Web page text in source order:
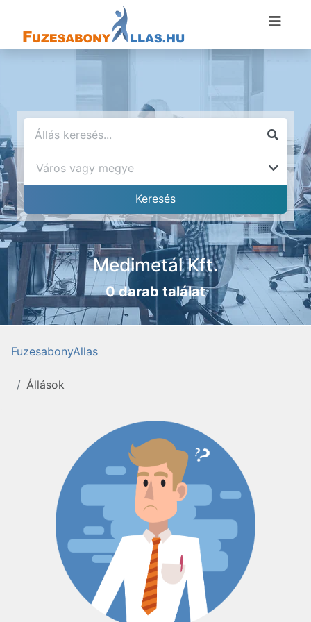
Medimetál Kft.
0 darab találat
FuzesabonyAllas
Állások